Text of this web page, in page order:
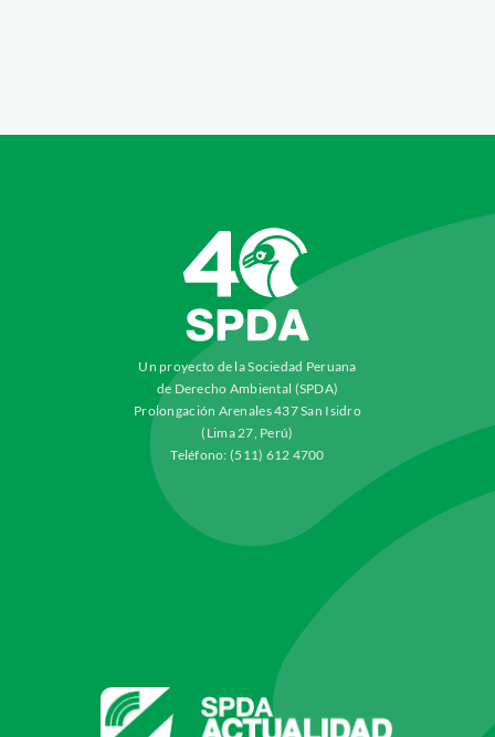
Un proyecto de la Sociedad Peruana
de Derecho Ambiental (SPDA)
Prolongación Arenales 437 San Isidro
(Lima 27, Perú)
Teléfono: (511) 612 4700